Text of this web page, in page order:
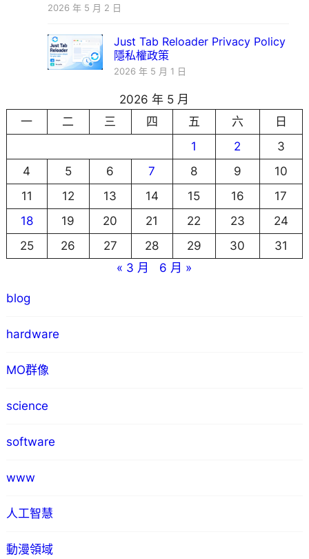
2026 年 5 月 2 日
Just Tab Reloader Privacy Policy
隱私權政策
2026 年 5 月 1 日
2026 年 5 月
一
二 三 四 五 六
日
1
2
3
4
5 6 7 8 9
10
11
12 13 14 15 16
17
18
19 20 21 22 23
24
25
26 27 28 29 30
31
« 3 月
6 月 »
blog
hardware
MO群像
science
software
www
人工智慧
動漫領域